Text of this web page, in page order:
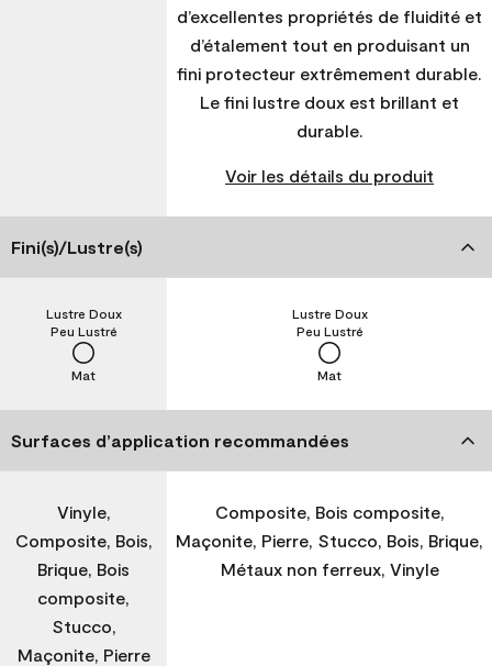
d’excellentes propriétés de fluidité et
d’étalement tout en produisant un
fini protecteur extrêmement durable.
Le fini lustre doux est brillant et
durable.
Voir les détails du produit
Fini(s)/Lustre(s)
Mat
Peu Lustré
Lustre Doux
Mat
Peu Lustré
Lustre Doux
Surfaces d’application recommandées
Vinyle,
Composite, Bois,
Brique, Bois
composite,
Stucco,
Maçonite, Pierre
Composite, Bois composite,
Maçonite, Pierre, Stucco, Bois, Brique,
Métaux non ferreux, Vinyle